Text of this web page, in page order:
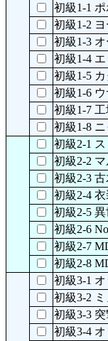
初級1-1
初級1-2
初級1-3
初級1-4
初級1-5
初級1-6
初級1-7
初級1-8
初級2-1
初級2-2
初級2-3
初級2-4
初級2-5
初級2-6
初級2-7
初級2-8
初級3-1
初級3-2
初級3-3
初級3-4